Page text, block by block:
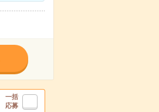
一括
応募